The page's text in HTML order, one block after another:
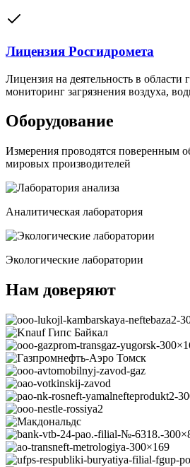
Лицензия Росгидромета
Лицензия на деятельность в области
мониторинг загрязнения воздуха,
Оборудование
Измерения проводятся поверенным
мировых производителей
Аналитическая лаборатория
Экологические лаборатории
Нам доверяют